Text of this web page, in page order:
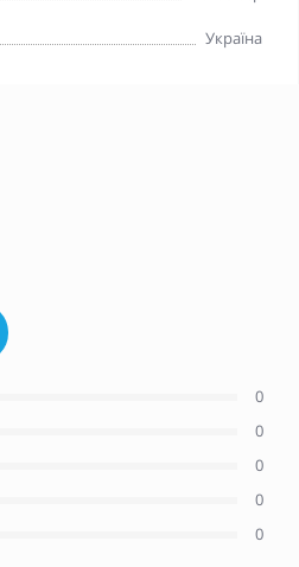
Україна
0
0
0
0
0